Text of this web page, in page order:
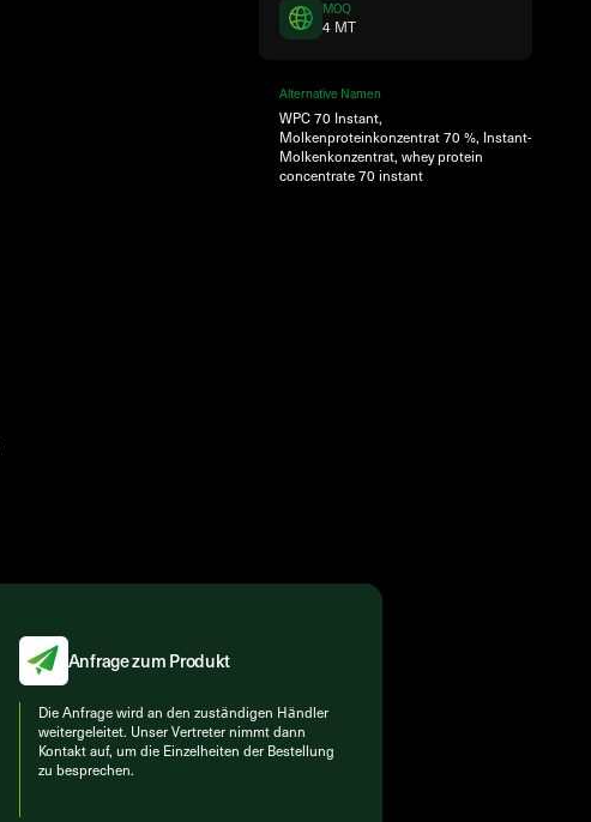
MOQ
4 MT
Alternative Namen
WPC 70 Instant,
Molkenproteinkonzentrat 70 %, Instant-
Molkenkonzentrat, whey protein
concentrate 70 instant
Anfrage zum Produkt
Die Anfrage wird an den zuständigen Händler
weitergeleitet. Unser Vertreter nimmt dann
Kontakt auf, um die Einzelheiten der Bestellung
zu besprechen.